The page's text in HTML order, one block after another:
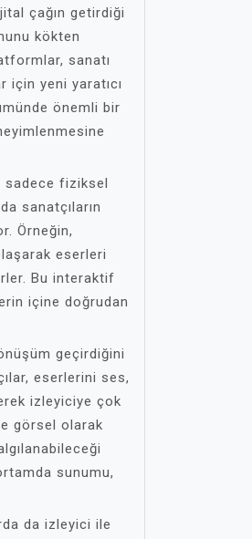
çağın getirdiği
kökten
sanatı
için yeni yaratıcı
önemli bir
sadece fiziksel
sanatçıların
Örneğin,
eserleri
Bu interaktif
içine doğrudan
geçirdiğini
eserlerini ses,
izleyiciye çok
görsel olarak
sunumu,
da izleyici ile